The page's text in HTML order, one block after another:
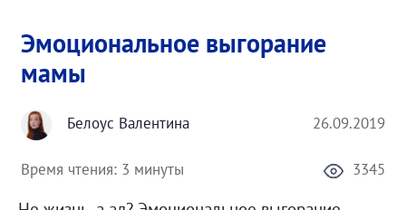
Эмоциональное выгорание
мамы
Белоус Валентина 26.09.2019
Время чтения: 3 минуты 3345